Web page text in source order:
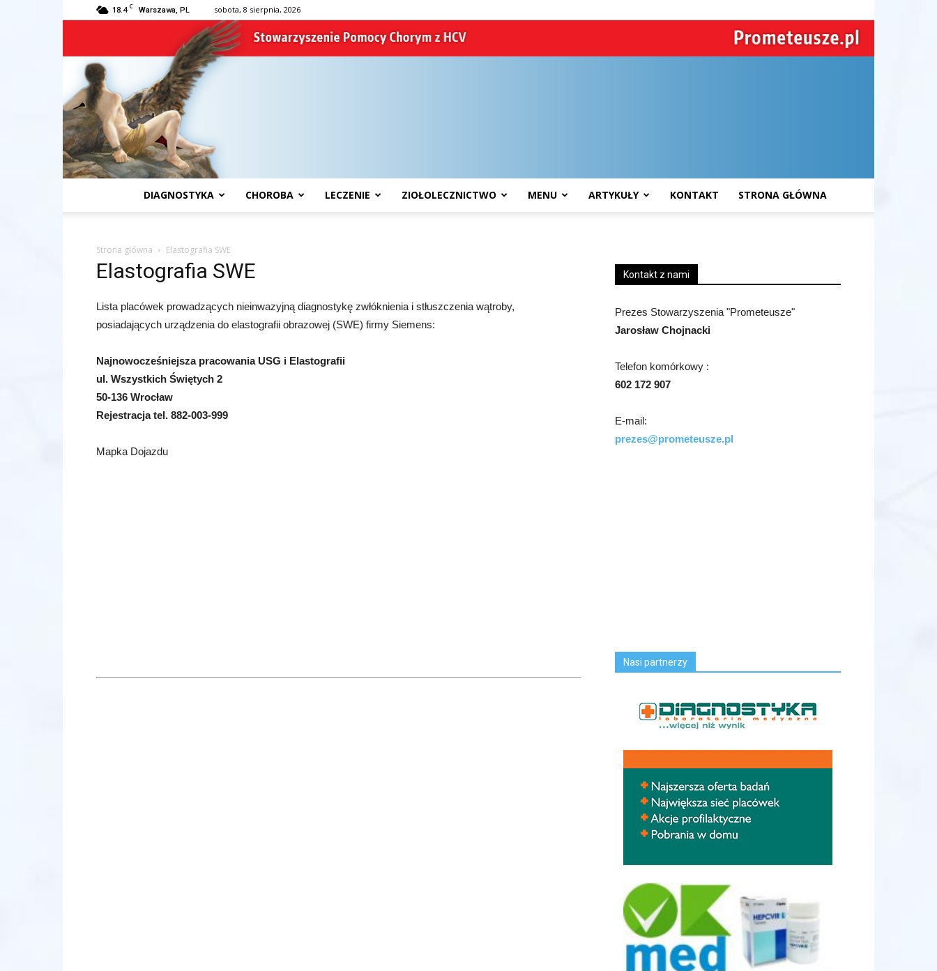
18.4 C Warszawa, PL sobota, 8 sierpnia, 2026
DIAGNOSTYKA CHOROBA LECZENIE ZIOŁOLECZNICTWO MENU ARTYKUŁY KONTAKT STRONA GŁÓWNA
Strona główna Elastografia SWE
Elastografia SWE
Lista placówek prowadzących nieinwazyjną diagnostykę zwłóknienia i stłuszczenia wątroby,
posiadających urządzenia do elastografii obrazowej (SWE) firmy Siemens:
Najnowocześniejsza pracowania USG i Elastografii
ul. Wszystkich Świętych 2
50-136 Wrocław
Rejestracja tel. 882-003-999
Mapka Dojazdu
Kontakt z nami
Prezes Stowarzyszenia "Prometeusze"
Jarosław Chojnacki
Telefon komórkowy :
602 172 907
E-mail:
prezes@prometeusze.pl
Nasi partnerzy